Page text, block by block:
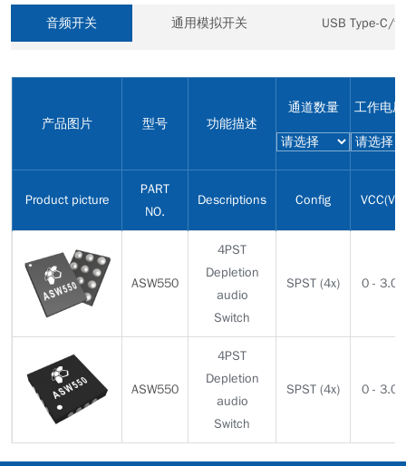
音频开关 通用模拟开关 USB Type-C/
产品图片 型号 功能描述
通道数量 工作电压
Product picture
PART
NO.
Descriptions Config VCC(V)
ASW550
4PST
Depletion
audio
Switch
SPST (4x) 0 - 3.0
ASW550
4PST
Depletion
audio
Switch
SPST (4x) 0 - 3.0